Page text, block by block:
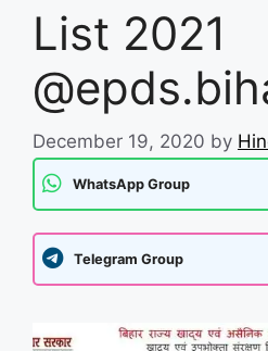
List 2021
December 19, 2020 by
WhatsApp Group
Telegram Group